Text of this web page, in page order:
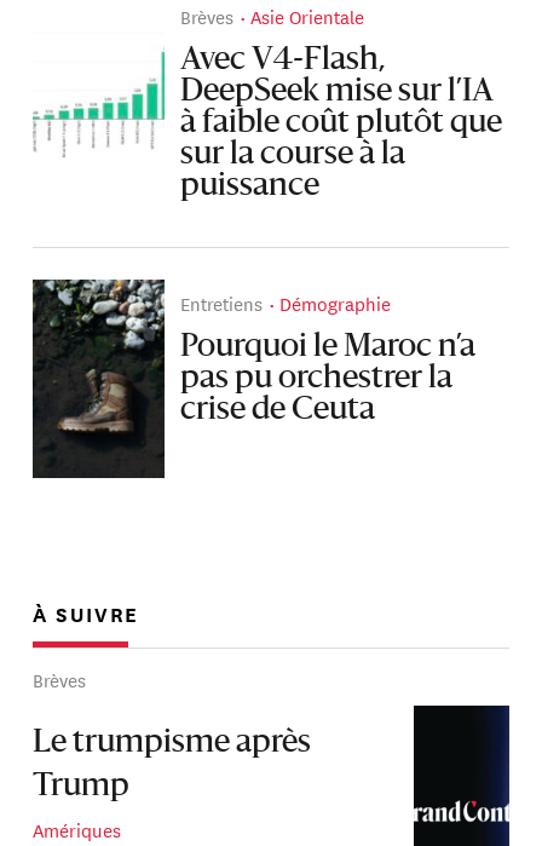
Brèves Asie Orientale
Avec V4-Flash,
DeepSeek mise sur l’IA
à faible coût plutôt que
sur la course à la
puissance
Entretiens Démographie
Pourquoi le Maroc n’a
pas pu orchestrer la
crise de Ceuta
À SUIVRE
Brèves
Le trumpisme après
Trump
Amériques